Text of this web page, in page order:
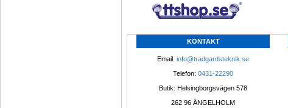
KONTAKT
Email: info@tradgardsteknik.se
Telefon: 0431-22290
Butik: Helsingborgsvägen 578
262 96 ÄNGELHOLM